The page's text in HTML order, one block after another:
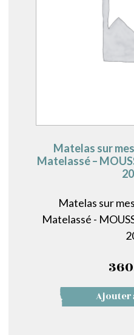
Matelas sur
Matelassé –
Matelas sur
Matelassé -
Ajouter